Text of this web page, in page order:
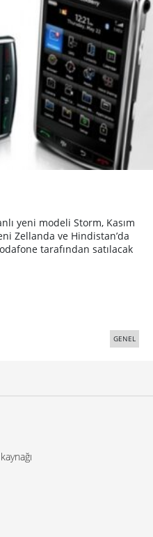
yeni modeli Storm, Kasım
Zellanda ve Hindistan’da
tarafından satılacak
GENEL